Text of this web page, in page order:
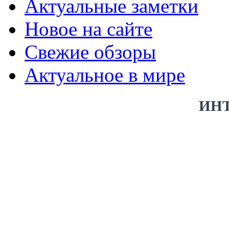
Актуальные заметки
Новое на сайте
Свежие обзоры
Актуальное в мире